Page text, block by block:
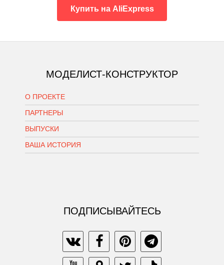
Купить на AliExpress
МОДЕЛИСТ-КОНСТРУКТОР
О ПРОЕКТЕ
ПАРТНЕРЫ
ВЫПУСКИ
ВАША ИСТОРИЯ
ПОДПИСЫВАЙТЕСЬ